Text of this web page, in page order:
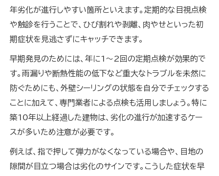
年劣化が進行しやすい箇所といえます。定期的な目視点検
や触診を行うことで、ひび割れや剥離、肉やせといった初
期症状を見逃さずにキャッチできます。
早期発見のためには、年に1〜2回の定期点検が効果的で
す。雨漏りや断熱性能の低下など重大なトラブルを未然に
防ぐためにも、外壁シーリングの状態を自分でチェックする
ことに加えて、専門業者による点検も活用しましょう。特に
築10年以上経過した建物は、劣化の進行が加速するケー
スが多いため注意が必要です。
例えば、指で押して弾力がなくなっている場合や、目地の
隙間が目立つ場合は劣化のサインです。こうした症状を早